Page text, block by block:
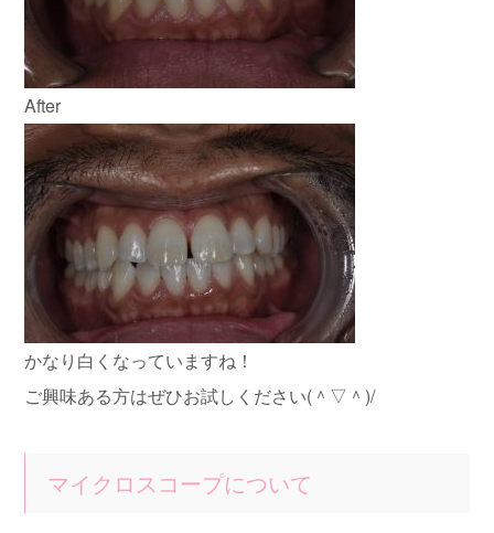
After
かなり白くなっていますね！
ご興味ある方はぜひお試しください(＾▽＾)/
マイクロスコープについて